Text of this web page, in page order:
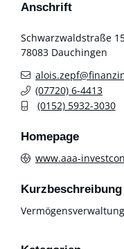
Anschrift
Schwarzwaldstraße
78083 Dauchingen
(07720) 6-4413
(01 52) 5932-3030
Homepage
www.aaa-
Kurzbeschreibung